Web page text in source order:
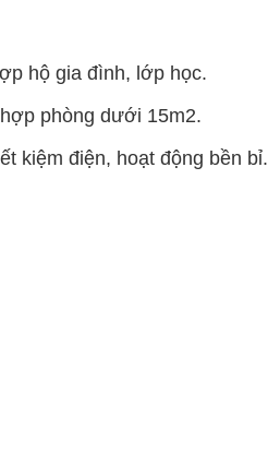
hộ gia đình, lớp học.
phòng dưới 15m2.
kiệm điện, hoạt động bền bỉ.